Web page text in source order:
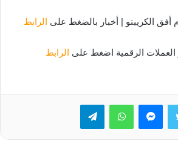
أفق الكريبتو | أخبار بالضغط على الرابط
العملات الرقمية اضغط على الرابط
تويتر ماسنجرواتساب تيلقرام